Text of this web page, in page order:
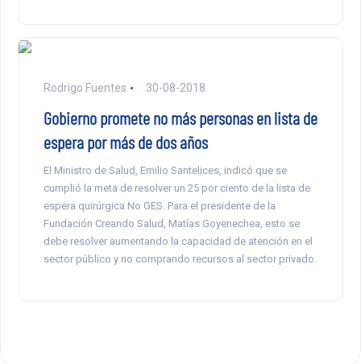
Rodrigo Fuentes 30-08-2018
Gobierno promete no más personas en lista de
espera por más de dos años
El Ministro de Salud, Emilio Santelices, indicó que se
cumplió la meta de resolver un 25 por ciento de la lista de
espera quirúrgica No GES. Para el presidente de la
Fundación Creando Salud, Matías Goyenechea, esto se
debe resolver aumentando la capacidad de atención en el
sector público y no comprando recursos al sector privado.